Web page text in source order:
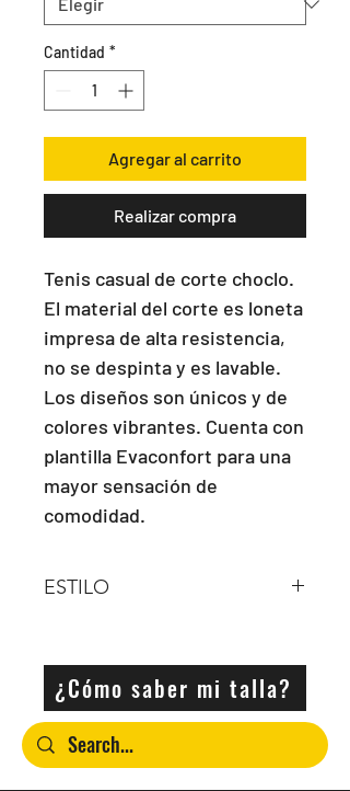
Cantidad *
Agregar al carrito
Realizar compra
Tenis casual de corte choclo.
El material del corte es loneta
impresa de alta resistencia,
no se despinta y es lavable.
Los diseños son únicos y de
colores vibrantes. Cuenta con
plantilla Evaconfort para una
mayor sensación de
comodidad.
ESTILO
¿Cómo saber mi talla?